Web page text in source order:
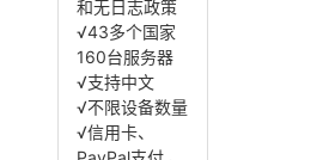
和无日志政策
√43多个国家
160台服务器
√支持中文
√不限设备数量
√信用卡、